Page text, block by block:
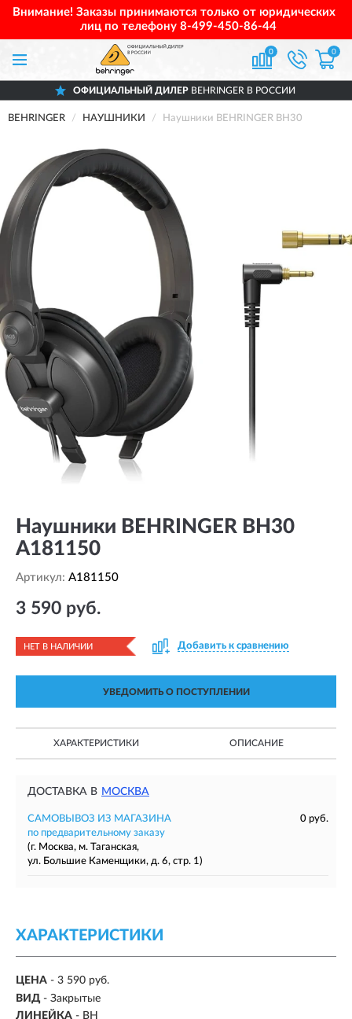
Внимание! Заказы принимаются только от юридических
лиц по телефону 8-499-450-86-44
0 0
ОФИЦИАЛЬНЫЙ ДИЛЕР BEHRINGER В РОССИИ
BEHRINGER НАУШНИКИ Наушники BEHRINGER BH30
Наушники BEHRINGER BH30
A181150
Артикул: A181150
3 590 руб.
НЕТ В НАЛИЧИИ Добавить к сравнению
УВЕДОМИТЬ О ПОСТУПЛЕНИИ
ХАРАКТЕРИСТИКИ ОПИСАНИЕ
ДОСТАВКА В МОСКВА
САМОВЫВОЗ ИЗ МАГАЗИНА
0 руб.
по предварительному заказу
(г. Москва, м. Таганская,
ул. Большие Каменщики, д. 6, стр. 1)
ХАРАКТЕРИСТИКИ
ЦЕНА - 3 590 руб.
ВИД - Закрытые
ЛИНЕЙКА - BH